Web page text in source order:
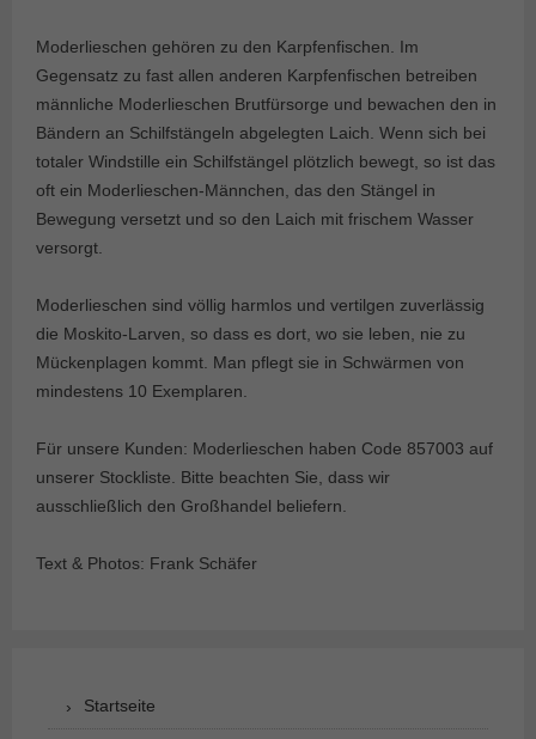
Moderlieschen gehören zu den Karpfenfischen. Im
Gegensatz zu fast allen anderen Karpfenfischen betreiben
männliche Moderlieschen Brutfürsorge und bewachen den in
Bändern an Schilfstängeln abgelegten Laich. Wenn sich bei
totaler Windstille ein Schilfstängel plötzlich bewegt, so ist das
oft ein Moderlieschen-Männchen, das den Stängel in
Bewegung versetzt und so den Laich mit frischem Wasser
versorgt.
Moderlieschen sind völlig harmlos und vertilgen zuverlässig
die Moskito-Larven, so dass es dort, wo sie leben, nie zu
Mückenplagen kommt. Man pflegt sie in Schwärmen von
mindestens 10 Exemplaren.
Für unsere Kunden: Moderlieschen haben Code 857003 auf
unserer Stockliste. Bitte beachten Sie, dass wir
ausschließlich den Großhandel beliefern.
Text & Photos: Frank Schäfer
Startseite